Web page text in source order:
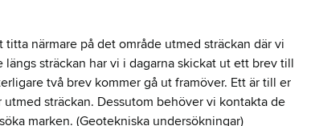
närmare på det område utmed sträckan där vi
sträckan har vi i dagarna skickat ut ett brev till
två brev kommer gå ut framöver. Ett är till er
sträckan. Dessutom behöver vi kontakta de
marken. (Geotekniska undersökningar)